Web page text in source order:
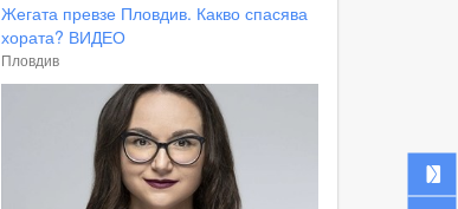
Жегата превзе Пловдив. Какво спасява
хората? ВИДЕО
Пловдив